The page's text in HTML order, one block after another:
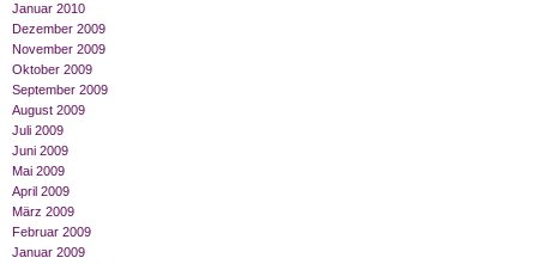
Januar 2010
Dezember 2009
November 2009
Oktober 2009
September 2009
August 2009
Juli 2009
Juni 2009
Mai 2009
April 2009
März 2009
Februar 2009
Januar 2009